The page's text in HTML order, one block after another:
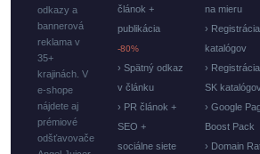
odkazy a
bannerová
reklama v
35+
krajinách. V
e-shope
nájdete aj
prémiové
odšťavovače
článok +
publikácia
-80%
› Spätný odkaz
v článku
› PR článok +
SEO +
sociálne siete
na mieru
›
katalógov
›
SK
› Google
Boost Pack
› Domain